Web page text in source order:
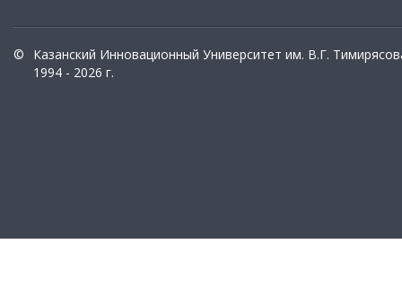
©
Казанский Инновационный Университет им. В.Г.
1994 - 2026 г.